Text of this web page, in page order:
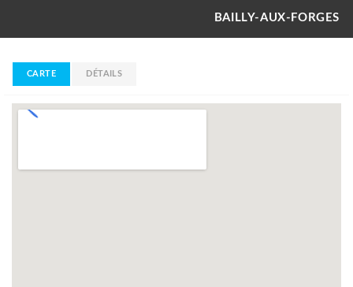
BAILLY-AUX-FORGES
CARTE DÉTAILS